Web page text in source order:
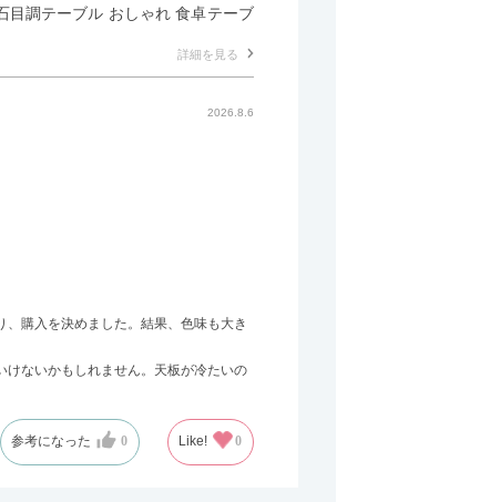
目調テーブル おしゃれ 食卓テーブ
詳細を見る
2026.8.6
購入を決めました。結果、色味も大き
ないかもしれません。天板が冷たいの
参考になった 0 Like! 0